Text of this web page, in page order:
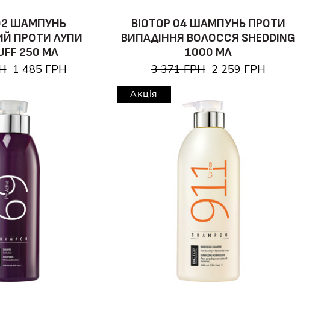
ШАМПУНЬ
ПРОТИ ЛУПИ
250 МЛ
1 485 ГРН
BIOTOP 04 ШАМПУНЬ ПРОТИ
ВИПАДІННЯ ВОЛОССЯ SHEDDING
1000 МЛ
3 371 ГРН 2 259 ГРН
Акція